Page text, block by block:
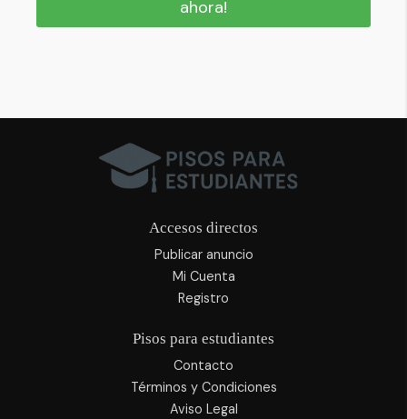
ahora!
Accesos directos
Publicar anuncio
Mi Cuenta
Registro
Pisos para estudiantes
Contacto
Términos y Condiciones
Aviso Legal